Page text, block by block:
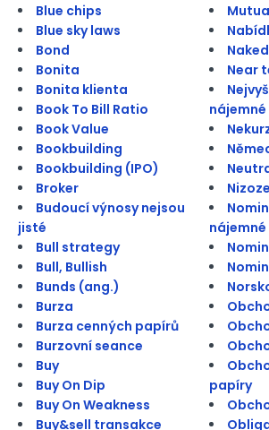
Blue chips
Blue sky laws
Bond
Bonita
Bonita klienta
Book To Bill Ratio
Book Value
Bookbuilding
Bookbuilding (IPO)
Broker
Budoucí výnosy nejsou
jisté
Bull strategy
Bull, Bullish
Bunds (ang.)
Burza
Burza cenných papírů
Burzovní seance
Buy
Buy On Dip
Buy On Weakness
Buy&sell transakce
Near
nájemné
nájemné
papíry